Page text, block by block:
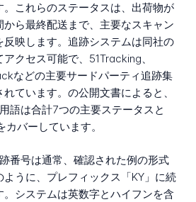
これらのステータスは、出荷物が
ら最終配送まで、主要なスキャン
映します。追跡システムは同社の
クセス可能で、51Tracking、
などの主要サードパーティ追跡集
ています。の公開文書によると、
語は合計7つの主要ステータスと
バーしています。
番号は通常、確認された例の形式
うに、プレフィックス「KY」に続
。システムは英数字とハイフンを含